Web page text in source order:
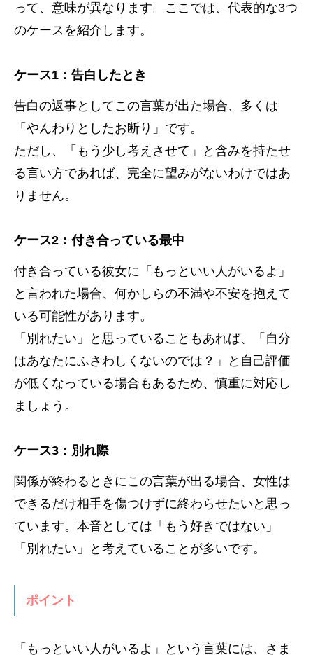
って、意味が異なります。ここでは、代表的な3つ
のケースを紹介します。
ケース1：告白したとき
告白の返事としてこの言葉が出た場合、多くは
「やんわりとしたお断り」です。
ただし、「もう少し考えさせて」と含みを持たせ
る言い方であれば、完全に望みがないわけではあ
りません。
ケース2：付き合っている最中
付き合っている彼女に「もっといい人がいるよ」
と言われた場合、何かしらの不満や不安を抱えて
いる可能性があります。
「別れたい」と思っていることもあれば、「自分
はあなたにふさわしくないのでは？」と自己評価
が低くなっている場合もあるため、慎重に対応し
ましょう。
ケース3：別れ際
関係が終わるときにこの言葉が出る場合、女性は
できるだけ相手を傷つけずに終わらせたいと思っ
ています。本音としては「もう好きではない」
「別れたい」と考えていることが多いです。
ポイント
「もっといい人がいるよ」という言葉には、さま